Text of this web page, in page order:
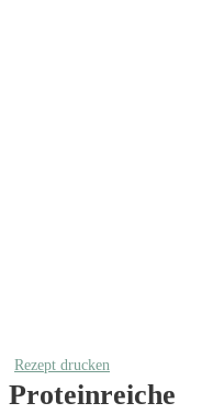
Rezept drucken